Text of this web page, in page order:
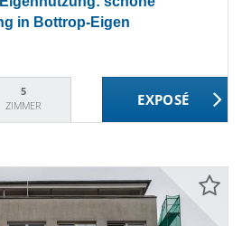
in Bottrop-Eigen
5
ZIMMER